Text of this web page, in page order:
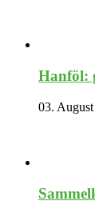
Hanföl:
03.